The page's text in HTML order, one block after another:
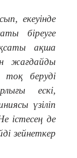
екеуінде
біреуге
ақша
жағдайды
беруді
ескі,
үзіліп
істесең де
зейнеткер